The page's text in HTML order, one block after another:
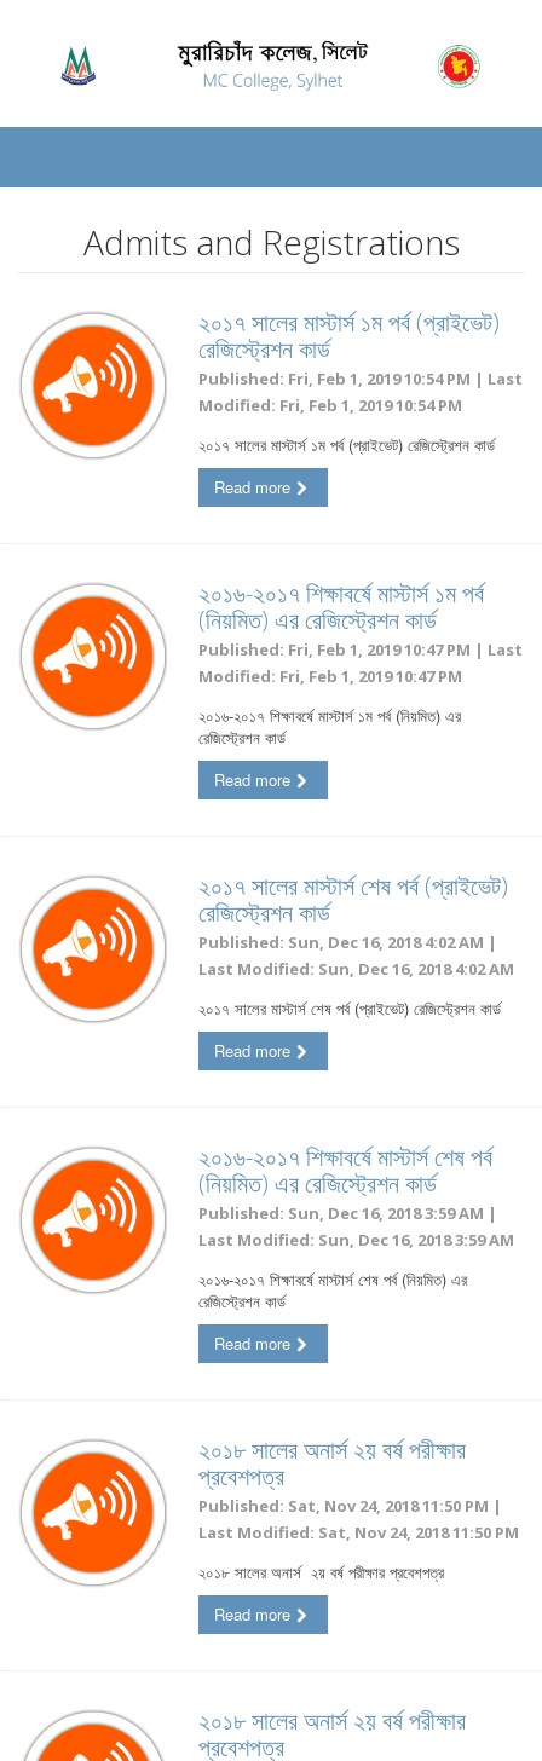
Admits and Registrations
২০১৭ সালের মাস্টার্স ১ম পর্ব (প্রাইভেট)
রেজিস্ট্রেশন কার্ড
Published: Fri, Feb 1, 2019 10:54 PM | Last
Modified: Fri, Feb 1, 2019 10:54 PM
২০১৭ সালের মাস্টার্স ১ম পর্ব (প্রাইভেট) রেজিস্ট্রেশন কার্ড
Read more
২০১৬-২০১৭ শিক্ষাবর্ষে মাস্টার্স ১ম পর্ব
(নিয়মিত) এর রেজিস্ট্রেশন কার্ড
Published: Fri, Feb 1, 2019 10:47 PM | Last
Modified: Fri, Feb 1, 2019 10:47 PM
২০১৬-২০১৭ শিক্ষাবর্ষে মাস্টার্স ১ম পর্ব (নিয়মিত) এর
রেজিস্ট্রেশন কার্ড
Read more
২০১৭ সালের মাস্টার্স শেষ পর্ব (প্রাইভেট)
রেজিস্ট্রেশন কার্ড
Published: Sun, Dec 16, 2018 4:02 AM |
Last Modified: Sun, Dec 16, 2018 4:02 AM
২০১৭ সালের মাস্টার্স শেষ পর্ব (প্রাইভেট) রেজিস্ট্রেশন কার্ড
Read more
২০১৬-২০১৭ শিক্ষাবর্ষে মাস্টার্স শেষ পর্ব
(নিয়মিত) এর রেজিস্ট্রেশন কার্ড
Published: Sun, Dec 16, 2018 3:59 AM |
Last Modified: Sun, Dec 16, 2018 3:59 AM
২০১৬-২০১৭ শিক্ষাবর্ষে মাস্টার্স শেষ পর্ব (নিয়মিত) এর
রেজিস্ট্রেশন কার্ড
Read more
২০১৮ সালের অনার্স ২য় বর্ষ পরীক্ষার
প্রবেশপত্র
Published: Sat, Nov 24, 2018 11:50 PM |
Last Modified: Sat, Nov 24, 2018 11:50 PM
২০১৮ সালের অনার্স ২য় বর্ষ পরীক্ষার প্রবেশপত্র
Read more
২০১৮ সালের অনার্স ২য় বর্ষ পরীক্ষার
প্রবেশপত্র